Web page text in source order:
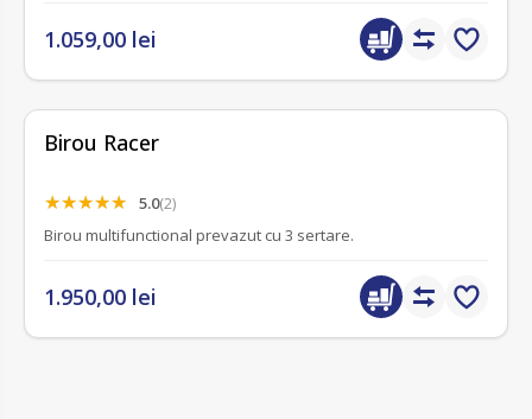
1.059,00 lei
Birou Racer
5.0(2)
Birou multifunctional prevazut cu 3 sertare.
1.950,00 lei